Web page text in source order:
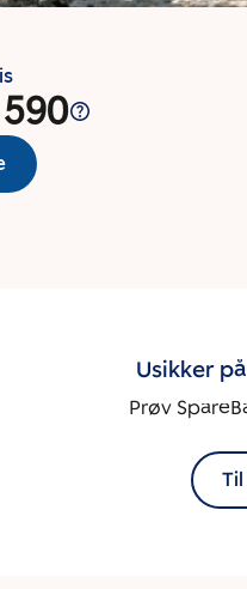
Usikker
Prøv